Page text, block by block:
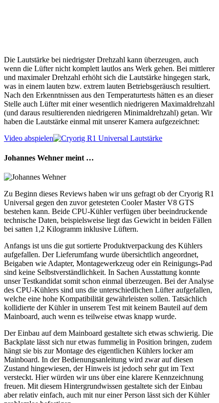
Die Lautstärke bei niedrigster Drehzahl kann überzeugen, auch
wenn die Lüfter nicht komplett lautlos ans Werk gehen. Bei mittlerer
und maximaler Drehzahl erhöht sich die Lautstärke hingegen stark,
was in einem lauten bzw. extrem lauten Betriebsgeräusch resultiert.
Nach den Erkenntnissen aus den Temperaturtests hätten es an dieser
Stelle auch Lüfter mit einer wesentlich niedrigeren Maximaldrehzahl
(und daraus resultierenden niedrigeren Minimaldrehzahl) getan. Wir
haben die Lautstärke einmal mit unserer Kamera aufgezeichnet:
Video abspielen
Johannes Wehner meint …
Zu Beginn dieses Reviews haben wir uns gefragt ob der Cryorig R1
Universal gegen den zuvor getesteten Cooler Master V8 GTS
bestehen kann. Beide CPU-Kühler verfügen über beeindruckende
technische Daten, beispielsweise liegt das Gewicht in beiden Fällen
bei satten 1,2 Kilogramm inklusive Lüftern.
Anfangs ist uns die gut sortierte Produktverpackung des Kühlers
aufgefallen. Der Lieferumfang wurde übersichtlich angeordnet,
Beigaben wie Adapter, Montagewerkzeug oder ein Reinigungs-Pad
sind keine Selbstverständlichkeit. In Sachen Ausstattung konnte
unser Testkandidat somit schon einmal überzeugen. Bei der Analyse
des CPU-Kühlers sind uns die unterschiedlichen Lüfter aufgefallen,
welche eine hohe Kompatibilität gewährleisten sollen. Tatsächlich
kollidierte der Kühler in unserem Test mit keinem Bauteil auf dem
Mainboard, auch wenn es teilweise etwas knapp wurde.
Der Einbau auf dem Mainboard gestaltete sich etwas schwierig. Die
Backplate lässt sich nur etwas fummelig in Position bringen, zudem
hängt sie bis zur Montage des eigentlichen Kühlers locker am
Mainboard. In der Bedienungsanleitung wird zwar auf diesen
Zustand hingewiesen, der Hinweis ist jedoch sehr gut im Text
versteckt. Hier würden wir uns über eine klarere Kennzeichnung
freuen. Mit diesem Hintergrundwissen gestaltete sich der Einbau
aber relativ einfach, auch mit nur einer Person lässt sich der Kühler